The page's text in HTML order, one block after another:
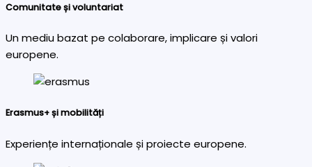
Comunitate și voluntariat
Un mediu bazat pe colaborare, implicare și valori
europene.
Erasmus+ și mobilități
Experiențe internaționale și proiecte europene.